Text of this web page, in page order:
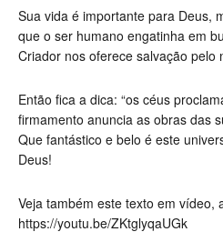
Sua vida é importante para Deus,
que o ser humano engatinha em
Criador nos oferece salvação pelo
Então fica a dica: “os céus
firmamento anuncia as obras das
Que fantástico e belo é este
Deus!
Veja também este texto em vídeo,
https://youtu.be/ZKtglyqaUGk